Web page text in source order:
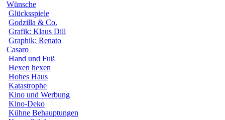
Wünsche
Glücksspiele
Godzilla & Co.
Grafik: Klaus Dill
Graphik: Renato
Casaro
Hand und Fuß
Hexen hexen
Hohes Haus
Katastrophe
Kino und Werbung
Kino-Deko
Kühne Behauptungen